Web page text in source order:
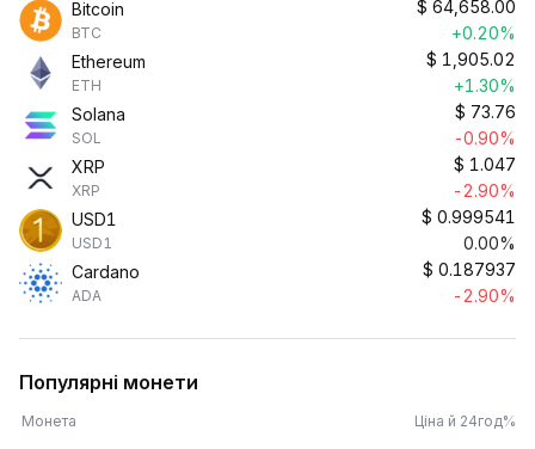
Bitcoin
BTC
$ 64,658.00
+0.20%
Ethereum
ETH
$ 1,905.02
+1.30%
Solana
SOL
$ 73.76
-0.90%
XRP
XRP
$ 1.047
-2.90%
USD1
USD1
$ 0.999541
0.00%
Cardano
ADA
$ 0.187937
-2.90%
Популярні монети
Монета Ціна й 24год%